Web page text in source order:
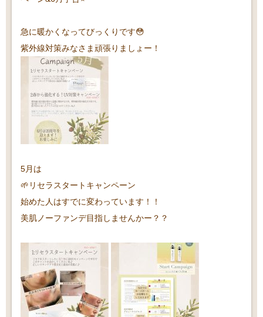
急に暖かくなってびっくりです😳
紫外線対策みなさま頑張りましょー！
5月は
🌱リセラスタートキャンペーン
始めた人はすでに変わっています！！
美肌ノーファンデ目指しませんかー？？